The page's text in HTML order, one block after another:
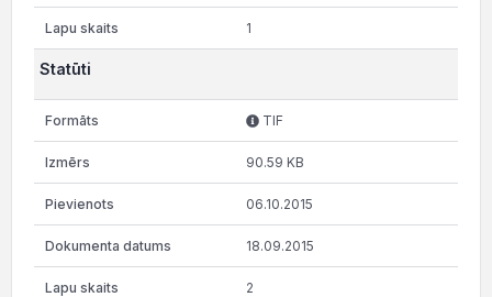
1
Statūti
TIF
90.59 KB
06.10.2015
18.09.2015
2